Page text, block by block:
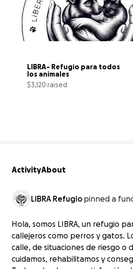
LIBRA- Refugio para todos
los animales
$3,120 raised
ActivityAbout
LIBRA Refugio pinned a
Hola, somos LIBRA, un refugio
callejeros como perros y gatos.
calle, de situaciones de riesgo o
cuidamos, rehabilitamos y